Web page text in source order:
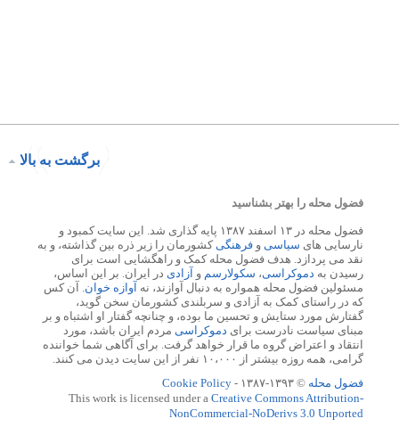
برگشت به بالا
فضول محله را بهتر بشناسید
فضول محله در ۱۳ اسفند ۱۳۸۷ پایه گذاری شد. این سایت کمبود و
نارسایی های سیاسی و فرهنگیکشورمان را زیر ذره بین گذاشته، و به
نقد می پردازد. هدف فضول محله کمک و راهگشایی است برای
رسیدن به دموکراسی، سکولارسم و آزادی در ایران. بر این اساس،
مسئولین فضول محله همواره به دنبال آوازند، نه آوازه خوان. آن کس
که در راستای کمک به آزادی و سربلندی کشورمان سخن گوید،
گفتارش مورد ستایش و تحسین ما بوده، و چنانچه گفتار او اشتباه و بر
مبنای سیاست نادرست برای دموکراسی مردم ایران باشد، مورد
انتقاد و اعتراض گروه ما قرار خواهد گرفت. برای آگاهی شما خواننده
گرامی، همه روزه بیشتر از ۱۰،۰۰۰ نفر از این سایت دیدن می کنند.
فضول محله © ۱۳۹۳-۱۳۸۷ -
Cookie Policy
This work is licensed under a Creative Commons Attribution-
NonCommercial-NoDerivs 3.0 Unported